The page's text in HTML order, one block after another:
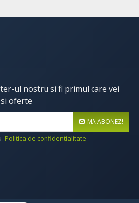
ul nostru si fi primul care vei
oferte
MA ABONEZ!
Politica de confidentialitate